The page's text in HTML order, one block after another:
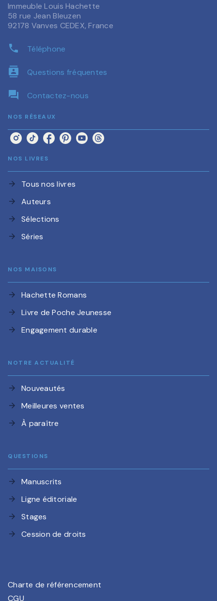
Immeuble Louis Hachette
58 rue Jean Bleuzen
92178 Vanves CEDEX, France
phone Téléphone
contacts Questions fréquentes
question_answer Contactez-nous
NOS RÉSEAUX
NOS LIVRES
arrow_forward Tous nos livres
arrow_forward Auteurs
arrow_forward Sélections
arrow_forward Séries
NOS MAISONS
arrow_forward Hachette Romans
arrow_forward Livre de Poche Jeunesse
arrow_forward Engagement durable
NOTRE ACTUALITÉ
arrow_forward Nouveautés
arrow_forward Meilleures ventes
arrow_forward À paraître
QUESTIONS
arrow_forward Manuscrits
arrow_forward Ligne éditoriale
arrow_forward Stages
arrow_forward Cession de droits
Charte de référencement
CGU